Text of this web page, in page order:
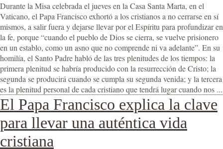
Durante la Misa celebrada el jueves en la Casa Santa Marta, en el
Vaticano, el Papa Francisco exhortó a los cristianos a no cerrarse en sí
mismos, a salir fuera y dejarse llevar por el Espíritu para profundizar en
la fe, porque “cuando el pueblo de Dios se cierra, se vuelve prisionero
en un establo, como un asno que no comprende ni va adelante”. En su
homilía, el Santo Padre habló de las tres plenitudes de los tiempos: la
primera plenitud se habría producido con la resurrección de Cristo; la
segunda se producirá cuando se cumpla su segunda venida; y la tercera
es la plenitud personal de cada cristiano que tendrá lugar cuando nos ...
El Papa Francisco explica la clave
para llevar una auténtica vida
cristiana